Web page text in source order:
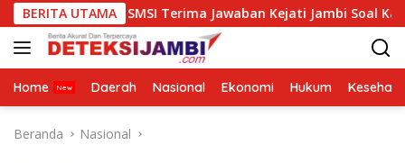
Langsung
ke
konten
BERITA UTAMA
SMSI Terima Jawaban Kejati Jambi Soal Kasus Rp2,1 Miliar
Home Daerah Nasional Ekonomi Hukum
Beranda Nasional